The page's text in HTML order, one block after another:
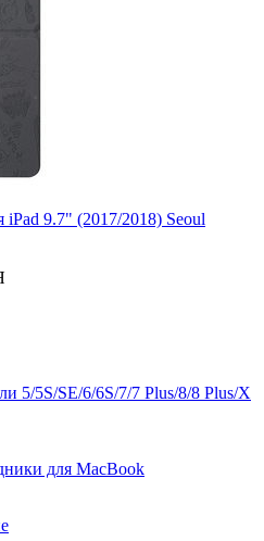
iPad 9.7" (2017/2018) Seoul
5/5S/SE/6/6S/7/7 Plus/8/8 Plus/X
для MacBook